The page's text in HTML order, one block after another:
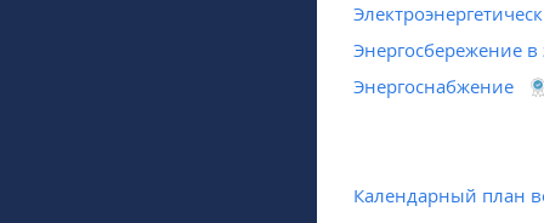
Энергосбережение в
Энергоснабжение
Календарный план